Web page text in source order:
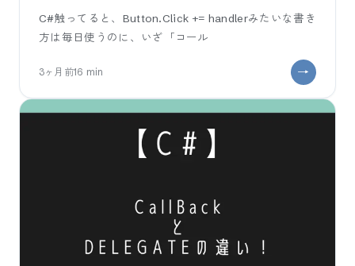
る
C#触ってると、Button.Click += handlerみたいな書き
方は毎日使うのに、いざ「コール
3ヶ月前16 min